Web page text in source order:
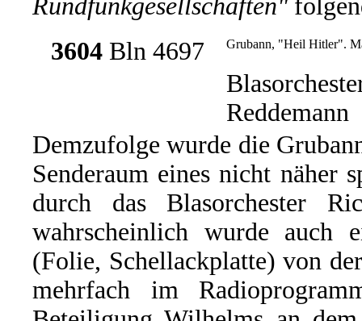
Rundfunkgesellschaften"
3604 Bln 4697 Grubann, "Heil Hitler".
Reddemann
Demzufolge wurde die
Senderaum eines nicht näher
durch das Blasorchester
wahrscheinlich wurde auch
(Folie, Schellackplatte) von
mehrfach im